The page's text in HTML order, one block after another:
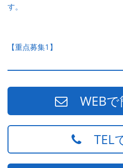
す。
【重点募集1】
WEBで
TEL